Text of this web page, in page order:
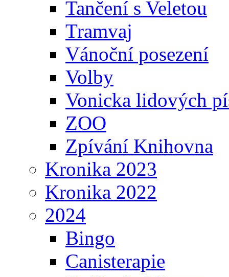
Tančení s Veletou
Tramvaj
Vánoční posezení
Volby
Vonicka lidových
ZOO
Zpívání Knihovna
Kronika 2023
Kronika 2022
2024
Bingo
Canisterapie